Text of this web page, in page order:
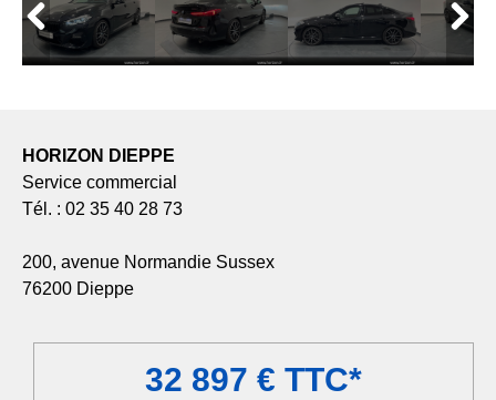
HORIZON DIEPPE
Service commercial
Tél. : 02 35 40 28 73
200, avenue Normandie Sussex
76200 Dieppe
32 897 € TTC*